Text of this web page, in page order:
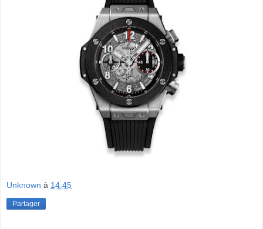
Unknown à 14:45
Partager